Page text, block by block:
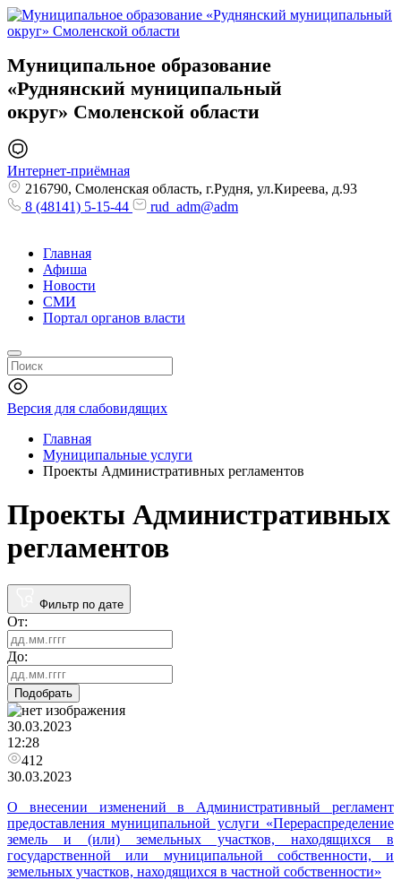
Муниципальное образование
«Руднянский муниципальный
округ» Смоленской области
Интернет-приёмная
216790, Смоленская область, г.Рудня, ул.Киреева, д.93
8 (48141) 5-15-44
rud_adm@adm
Главная
Афиша
Новости
СМИ
Портал органов власти
Версия для слабовидящих
Главная
Муниципальные услуги
Проекты Административных регламентов
Проекты Административных
регламентов
Фильтр по дате
От:
До:
Подобрать
30.03.2023
12:28
412
30.03.2023
О внесении изменений в Административный регламент
предоставления муниципальной услуги «Перераспределение
земель и (или) земельных участков, находящихся в
государственной или муниципальной собственности, и
земельных участков, находящихся в частной собственности»